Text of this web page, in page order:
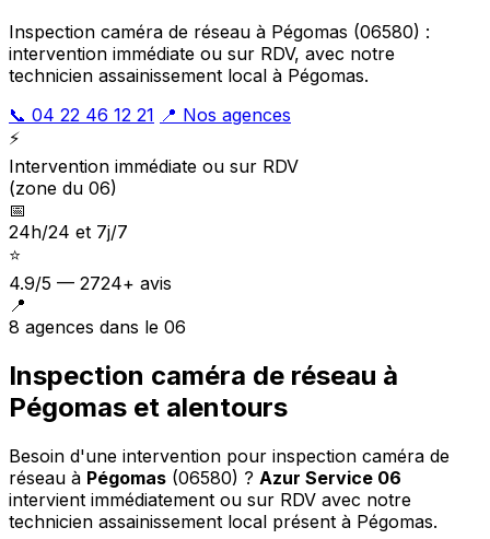
Inspection caméra de réseau à Pégomas (06580) :
intervention immédiate ou sur RDV, avec notre
technicien assainissement local à Pégomas.
📞 04 22 46 12 21 📍 Nos agences
⚡
Intervention immédiate ou sur RDV
(zone du 06)
📅
24h/24 et 7j/7
⭐
4.9/5 — 2724+ avis
📍
8 agences dans le 06
Inspection caméra de réseau à
Pégomas et alentours
Besoin d'une intervention pour inspection caméra de
réseau à Pégomas (06580) ? Azur Service 06
intervient immédiatement ou sur RDV avec notre
technicien assainissement local présent à Pégomas.